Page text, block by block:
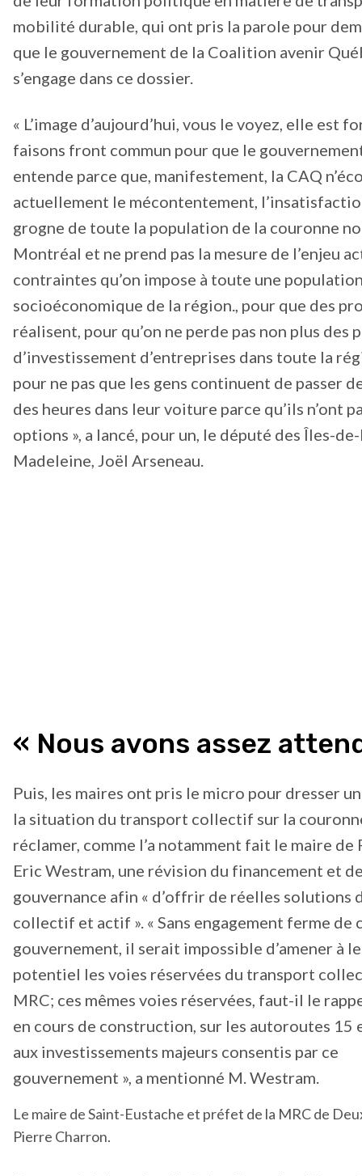
mobilité durable, qui ont pris la parole pour
que le gouvernement de la Coalition avenir
s’engage dans ce dossier.
« L’image d’aujourd’hui, vous le voyez, elle est
faisons front commun pour que le
entende parce que, manifestement, la CAQ
actuellement le mécontentement,
grogne de toute la population de la couronne
Montréal et ne prend pas la mesure de l’enjeu
contraintes qu’on impose à toute une
socioéconomique de la région., pour que des
réalisent, pour qu’on ne perde pas non plus des
d’investissement d’entreprises dans toute la
pour ne pas que les gens continuent de passer
des heures dans leur voiture parce qu’ils n’ont
options », a lancé, pour un, le député des Îles-
Madeleine, Joël Arseneau.
« Nous avons assez
Puis, les maires ont pris le micro pour dresser
la situation du transport collectif sur la
réclamer, comme l’a notamment fait le maire de
Eric Westram, une révision du financement et
gouvernance afin « d’offrir de réelles solutions
collectif et actif ». « Sans engagement ferme de
gouvernement, il serait impossible d’amener à
potentiel les voies réservées du transport
MRC; ces mêmes voies réservées, faut-il le
en cours de construction, sur les autoroutes 15
aux investissements majeurs consentis par ce
gouvernement », a mentionné M. Westram.
Le maire de Saint-Eustache et préfet de la MRC de
Pierre Charron.